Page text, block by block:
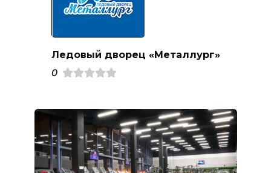
Ледовый дворец «Металлург»
0